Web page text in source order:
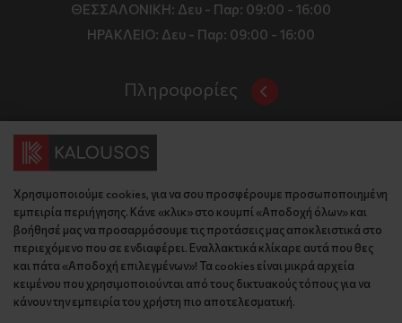
ΘΕΣΣΑΛΟΝΙΚΗ: Δευ - Παρ: 09:00 - 16:00
ΗΡΑΚΛΕΙΟ: Δευ - Παρ: 09:00 - 16:00
Πληροφορίες
Όροι και Προϋποθέσεις
Τιμές, Τρόποι Αποστολής και Πληρωμής
Πολιτική Απορρήτου
Κώδικας Δεοντολογίας
Εταιρικό Προφίλ
KLoop - Loyalty Program
Become a Brand Ambassador
Επικοινωνία
Επικοινωνία
Διεύθυνση
Έδρα: Γράμμου 29, 18345 , Μοσχάτο Αττική
Θεσ/νίκη: Λυσάνδρου 8, 54642, Θεσσαλονίκη
Κρήτη: Θερίσου 52, 71305, Ηράκλειο
Βρείτε μας στον χάρτη
Τηλέφωνο:
Έδρα: 210 775 2048
Χρησιμοποιούμε cookies, για να σου προσφέρουμε προσωποποιημένη
εμπειρία περιήγησης. Κάνε «κλικ» στο κουμπί «Αποδοχή όλων» και
βοήθησέ μας να προσαρμόσουμε τις προτάσεις μας αποκλειστικά στο
περιεχόμενο που σε ενδιαφέρει. Εναλλακτικά κλίκαρε αυτά που θες
και πάτα «Αποδοχή επιλεγμένων»! Τα cookies είναι μικρά αρχεία
κειμένου που χρησιμοποιούνται από τους δικτυακούς τόπους για να
κάνουν την εμπειρία του χρήστη πιο αποτελεσματική.